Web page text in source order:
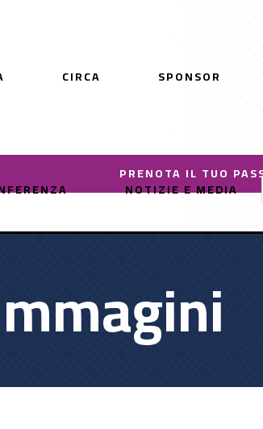
RICHIEDI UNO SPONSOR
NOTIZIE E MEDIA